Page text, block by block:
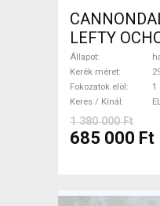
LEFTY
Mountain
/ fully
Állapot
Kerék méret
Fokozatok elöl
1
Keres / Kínál
1 380 000 Ft
685 000 Ft